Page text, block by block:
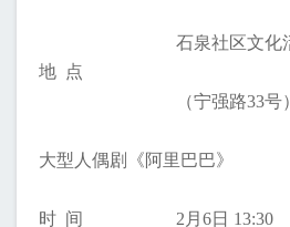
地 点
石泉社区文化
（宁强路33号）
大型人偶剧《阿里巴巴》
时 间 2月6日 13:30